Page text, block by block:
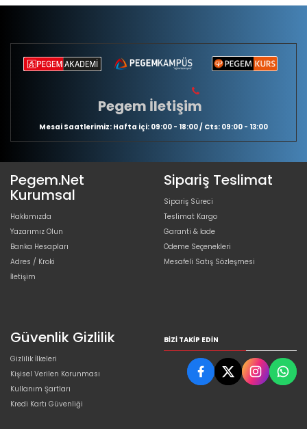
Pegem İletişim
Mesai Saatlerimiz: Hafta içi: 09:00 - 18:00 / Cts: 09:00 - 13:00
Pegem.Net
Kurumsal
Hakkımızda
Yazarımız Olun
Banka Hesapları
Adres / Kroki
İletişim
Sipariş Teslimat
Sipariş Süreci
Teslimat Kargo
Garanti & İade
Ödeme Seçenekleri
Mesafeli Satış Sözleşmesi
Güvenlik Gizlilik
Gizlilik İlkeleri
Kişisel Verilen Korunması
Kullanım Şartları
Kredi Kartı Güvenliği
BIZI TAKIP EDIN